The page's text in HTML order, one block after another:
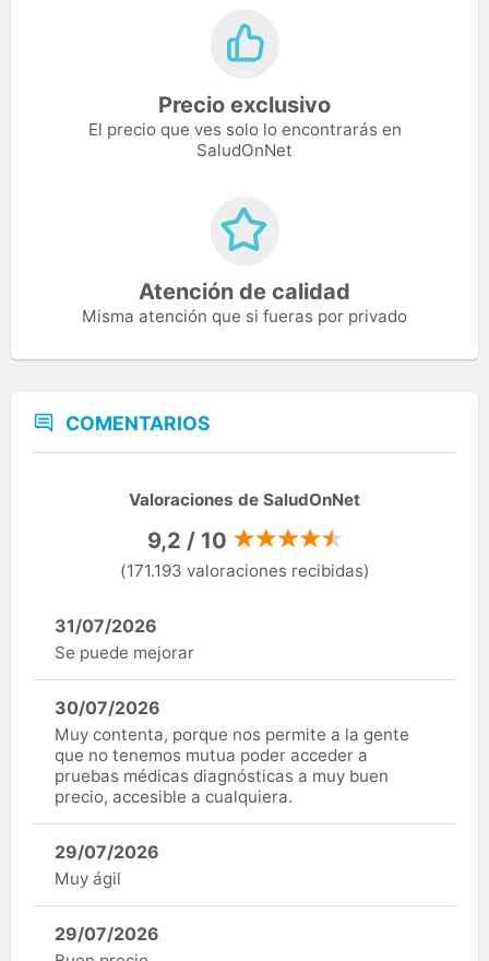
Precio exclusivo
El precio que ves solo lo encontrarás en
SaludOnNet
Atención de calidad
Misma atención que si fueras por privado
COMENTARIOS
Valoraciones de SaludOnNet
9,2 / 10
(171.193 valoraciones recibidas)
31/07/2026
Se puede mejorar
30/07/2026
Muy contenta, porque nos permite a la gente
que no tenemos mutua poder acceder a
pruebas médicas diagnósticas a muy buen
precio, accesible a cualquiera.
29/07/2026
Muy ágil
29/07/2026